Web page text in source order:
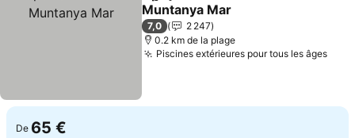
Muntanya Mar
7,0
2 247
0.2 km de la plage
Piscines extérieures pour tous les âges
De 65 €